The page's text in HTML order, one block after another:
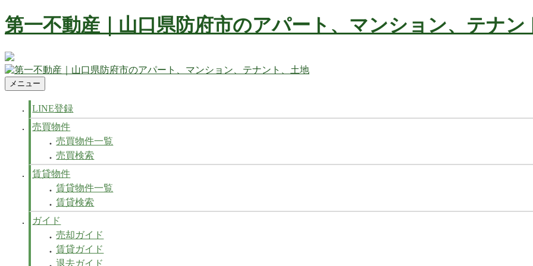
コ
ン
ン
ツ
へ
ス
第一不動産｜山口県防府市のアパート、マンション、テナン
防府市の不動産 賃貸、マンション、アパート、テナントなど不動産の事ならお任せ下さい
第一不動産｜山口県防府市のアパート、マンション、テナント、土地
防府市の不動産 賃貸、マンション、アパート、テナントなど不動産の事ならお任せ下さい
メニュー
LINE登録
売買物件
売買物件一覧
売買検索
賃貸物件
賃貸物件一覧
賃貸検索
ガイド
売却ガイド
賃貸ガイド
退去ガイド